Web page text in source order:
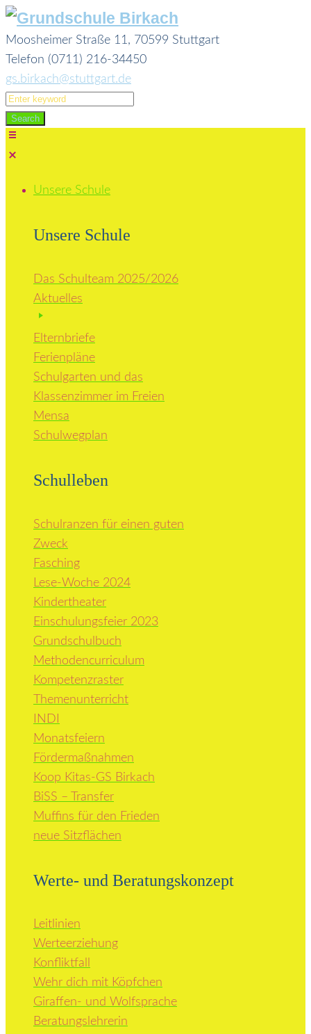
Skip
to
content
Moosheimer Straße 11, 70599 Stuttgart
Telefon (0711) 216-34450
gs.birkach@stuttgart.de
Search
for:
Search
Unsere Schule
Unsere Schule
Das Schulteam 2025/2026
Aktuelles
Elternbriefe
Ferienpläne
Schulgarten und das
Klassenzimmer im Freien
Mensa
Schulwegplan
Schulleben
Schulranzen für einen guten
Zweck
Fasching
Lese-Woche 2024
Kindertheater
Einschulungsfeier 2023
Grundschulbuch
Methodencurriculum
Kompetenzraster
Themenunterricht
INDI
Monatsfeiern
Fördermaßnahmen
Koop Kitas-GS Birkach
BiSS – Transfer
Muffins für den Frieden
neue Sitzflächen
Werte- und Beratungskonzept
Leitlinien
Werteerziehung
Konfliktfall
Wehr dich mit Köpfchen
Giraffen- und Wolfsprache
Beratungslehrerin